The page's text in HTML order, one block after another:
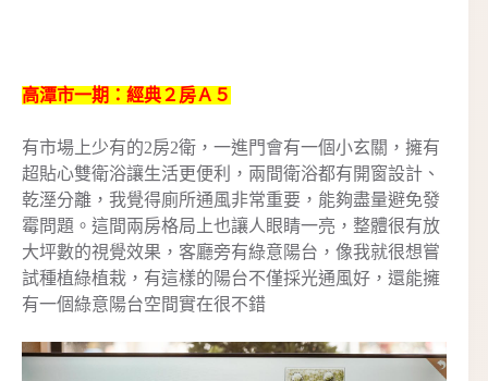
高潭市一期：經典２房Ａ５
有市場上少有的2房2衛，一進門會有一個小玄關，擁有
超貼心雙衛浴讓生活更便利，兩間衛浴都有開窗設計、
乾溼分離，我覺得廁所通風非常重要，能夠盡量避免發
霉問題。這間兩房格局上也讓人眼睛一亮，整體很有放
大坪數的視覺效果，客廳旁有綠意陽台，像我就很想嘗
試種植綠植栽，有這樣的陽台不僅採光通風好，還能擁
有一個綠意陽台空間實在很不錯